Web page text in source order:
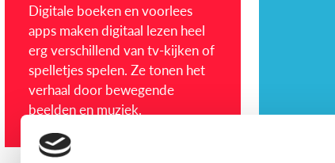
Digitale boeken en voorlees
apps maken digitaal lezen heel
erg verschillend van tv-kijken of
spelletjes spelen. Ze tonen het
verhaal door bewegende
beelden en muziek.